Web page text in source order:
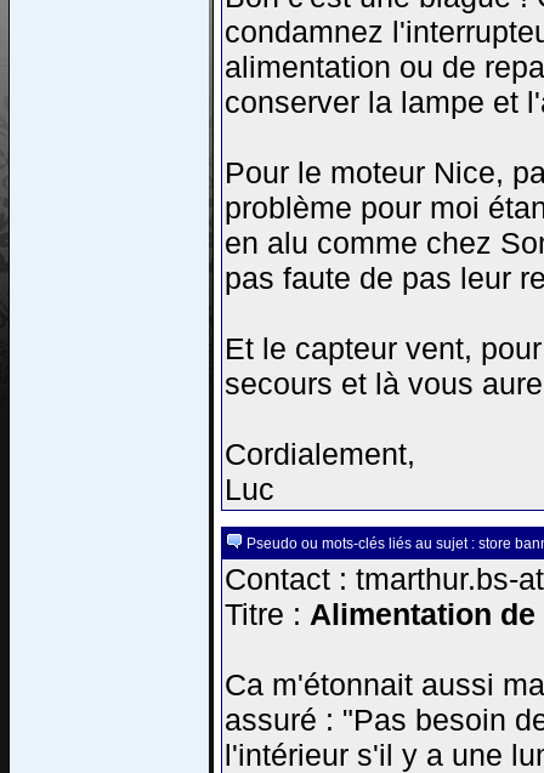
condamnez
alimentation ou de
conserver la lampe et
Pour le moteur Nice,
problème pour moi
en alu comme chez
pas faute de pas leur
Et le capteur vent,
secours et là vous
Cordialement,
Luc
Pseudo ou mots-clés liés au sujet : store
Contact : tmarthur.bs-
Titre : Alimentation
Ca m'étonnait aussi
assuré : "Pas besoin
l'intérieur s'il y a une